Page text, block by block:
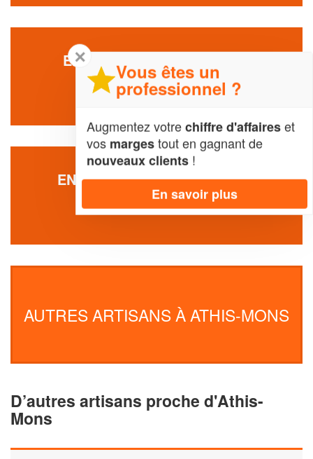
ENTREPRISE EMGIT (SARL)
13 Rue Du Progres
91200 Athis-Mons
ENTREPRISE IVASIUC MIHAIL
78 Rue Jean Moulin
91200 Athis-Mons
AUTRES ARTISANS À ATHIS-MONS
D’autres artisans proche d'Athis-
Mons
✕
Vous êtes un
professionnel ?
Augmentez votrechiffre d'affaireset
vos margestout en gagnant de
nouveaux clients !
En savoir plus